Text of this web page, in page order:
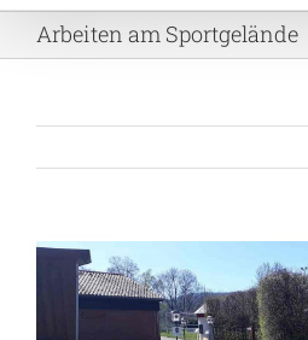
Arbeiten am Sportgelände
Zeige
grösseres